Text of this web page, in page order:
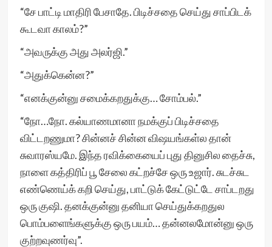
“சே பாட்டி மாதிரி பேசாதே. பிடிச்சதை செய்து சாப்பிடக்
கூடவா காலம்?”
“அவருக்கு அது அலர்ஜி.”
“அதுக்கென்ன?”
“எனக்குன்னு சமைக்கறதுக்கு… சோம்பல்.”
“நோ…நோ. கல்யாணமானா நமக்குப் பிடிச்சதை
விட்டறணுமா? சின்னச் சின்ன விஷயங்கள்ல தான்
சுவாரஸ்யமே. இந்த ரவிக்கையைப் புது தினுசில தைச்சு,
நாளை கத்திரிப் பூ சேலை கட்றச்சே ஒரு உஜார். சுடச்சுட
எண்ணெய்க் கறி செய்து, பாட்டுக் கேட்டுட்டே சாப்டறது
ஒரு குஷி. தனக்குன்னு தனியா செய்துக்கறதுல
பொம்பளைங்களுக்கு ஒரு பயம்… தன்னலமோன்னு ஒரு
குற்றவுணர்வு”.